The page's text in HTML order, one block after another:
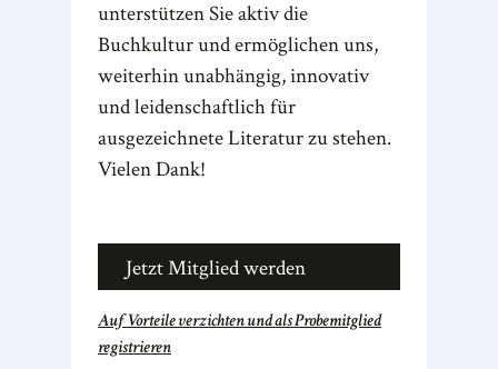
unterstützen Sie aktiv die
Buchkultur und ermöglichen uns,
weiterhin unabhängig, innovativ
und leidenschaftlich für
ausgezeichnete Literatur zu stehen.
Vielen Dank!
Jetzt Mitglied werden
Auf Vorteile verzichten und als Probemitglied
registrieren